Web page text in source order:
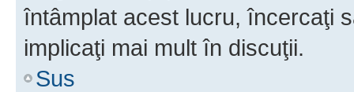
întâmplat acest lucru, încercaţi
implicaţi mai mult în discuţii.
Sus